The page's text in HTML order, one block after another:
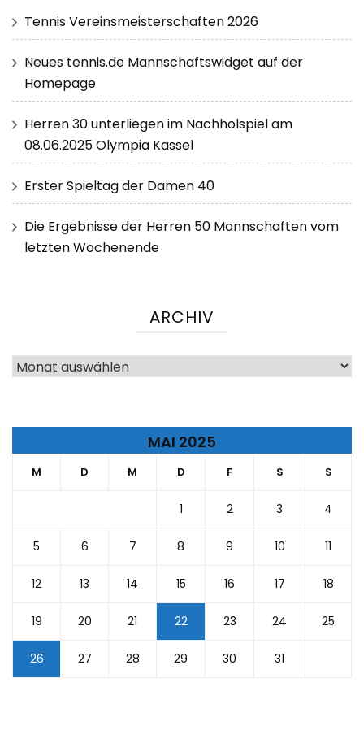
Tennis Vereinsmeisterschaften 2026
Neues tennis.de Mannschaftswidget auf der
Homepage
Herren 30 unterliegen im Nachholspiel am
08.06.2025 Olympia Kassel
Erster Spieltag der Damen 40
Die Ergebnisse der Herren 50 Mannschaften vom
letzten Wochenende
ARCHIV
Archiv
MAI 2025
M D M D F S S
1 2 3 4
5 6 7 8 9 10 11
12 13 14 15 16 17 18
19 20 21 22 23 24 25
26 27 28 29 30 31